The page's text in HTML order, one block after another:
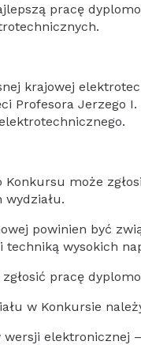
pracę
krajowej
Profesora Jerzego
Konkursu może
wydziału.
powinien być
wysokich
pracę
w Konkursie
wersji elektronicznej